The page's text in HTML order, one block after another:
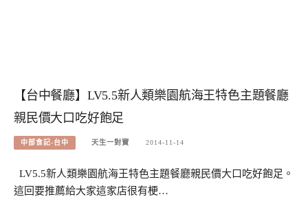
【台中餐廳】LV5.5新人類樂園航海王特色主題餐廳
親民價大口吃好飽足
中部食記-台中 天生一對寶 2014-11-14
LV5.5新人類樂園航海王特色主題餐廳親民價大口吃好飽足。
這回要推薦給大家這家店很有梗…